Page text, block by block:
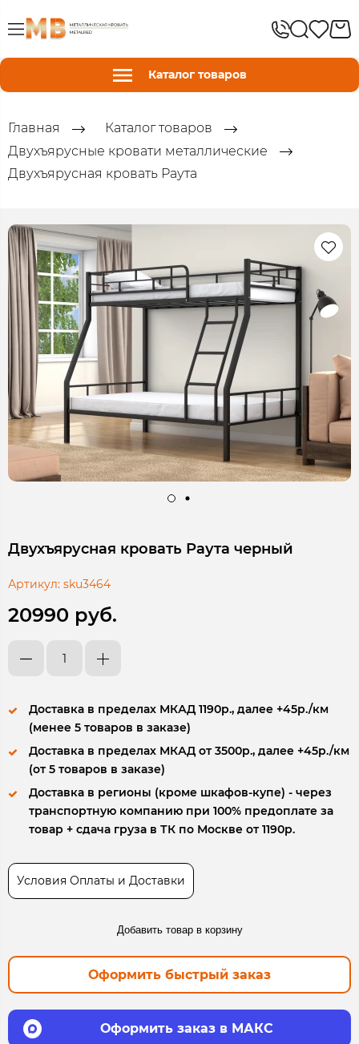
Каталог товаров
Главная
Каталог товаров
Двухъярусные кровати металлические
Двухъярусная кровать Раута
Двухъярусная кровать Раута черный
Артикул: sku3464
20990 руб.
Доставка в пределах МКАД 1190р., далее +45р./км
(менее 5 товаров в заказе)
Доставка в пределах МКАД от 3500р., далее +45р./км
(от 5 товаров в заказе)
Доставка в регионы (кроме шкафов-купе) - через
транспортную компанию при 100% предоплате за
товар + сдача груза в ТК по Москве от 1190р.
Условия Оплаты и Доставки
Добавить товар в корзину
Оформить быстрый заказ
Оформить заказ в МАКС